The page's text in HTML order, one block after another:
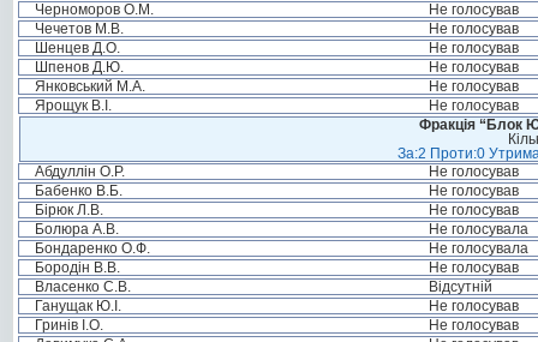
Черноморов О.М.
Не голосував
Чечетов М.В.
Не голосував
Шенцев Д.О.
Не голосував
Шпенов Д.Ю.
Не голосував
Янковський М.А.
Не голосував
Ярощук В.І.
Не голосував
Фракція “Блок
За:2 Проти:0
Абдуллін О.Р.
Не голосував
Бабенко В.Б.
Не голосував
Бірюк Л.В.
Не голосував
Болюра А.В.
Не голосувала
Бондаренко О.Ф.
Не голосувала
Бородін В.В.
Не голосував
Власенко С.В.
Відсутній
Ганущак Ю.І.
Не голосував
Гринів І.О.
Не голосував